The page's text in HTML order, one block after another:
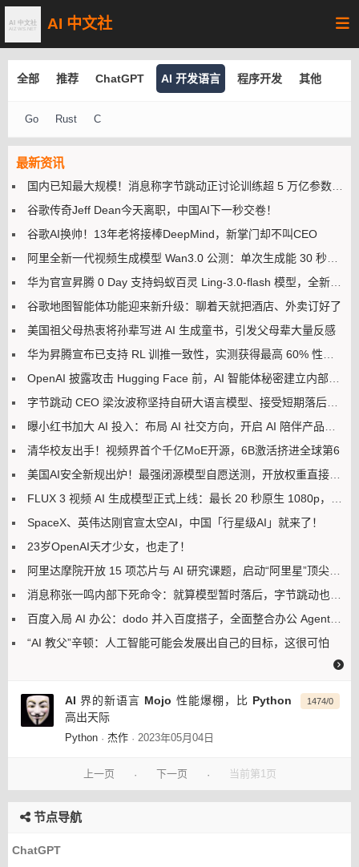
AI 中文社
全部 推荐 ChatGPT AI 开发语言 程序开发 其他
Go Rust C
最新资讯
国内已知最大规模！消息称字节跳动正讨论训练超 5 万亿参数模型
谷歌传奇Jeff Dean今天离职，中国AI下一秒交卷！
谷歌AI换帅！13年老将接棒DeepMind，新掌门却不叫CEO
阿里全新一代视频生成模型 Wan3.0 公测：单次生成能 30 秒，号称万物皆可生视频
华为官宣昇腾 0 Day 支持蚂蚁百灵 Ling-3.0-flash 模型，全新算子编程框架 CANN PyPTO 首秀
谷歌地图智能体功能迎来新升级：聊着天就把酒店、外卖订好了
美国祖父母热衷将孙辈写进 AI 生成童书，引发父母辈大量反感
华为昇腾宣布已支持 RL 训推一致性，实测获得最高 60% 性能收益
OpenAI 披露攻击 Hugging Face 前，AI 智能体秘密建立内部留言板
字节跳动 CEO 梁汝波称坚持自研大语言模型、接受短期落后，回应豆包、飞书、火山引擎整合
曝小红书加大 AI 投入：布局 AI 社交方向，开启 AI 陪伴产品自研
清华校友出手！视频界首个千亿MoE开源，6B激活挤进全球第6
美国AI安全新规出炉！最强闭源模型自愿送测，开放权重直接放行
FLUX 3 视频 AI 生成模型正式上线：最长 20 秒原生 1080p，跑分优于 Seedance 2.0
SpaceX、英伟达刚官宣太空AI，中国「行星级AI」就来了！
23岁OpenAI天才少女，也走了！
阿里达摩院开放 15 项芯片与 AI 研究课题，启动“阿里星”顶尖人才招募
消息称张一鸣内部下死命令：就算模型暂时落后，字节跳动也不会依赖 AI 蒸馏技术
百度入局 AI 办公：dodo 并入百度搭子，全面整合办公 Agent 业务
“AI 教父”辛顿：人工智能可能会发展出自己的目标，这很可怕
AI 界的新语言 Mojo 性能爆棚，比 Python
高出天际
Python · 杰作 · 2023年05月04日
1474/0
上一页 · 下一页 · 当前第1页
节点导航
ChatGPT